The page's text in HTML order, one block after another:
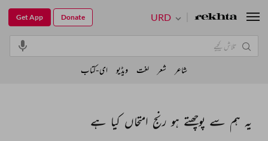
یہ ہم سے پوچھتے ہو رنج امتحاں کیا ہے
URD
Get App Donate
شاعر شعر لغت ویڈیو ای-کتاب